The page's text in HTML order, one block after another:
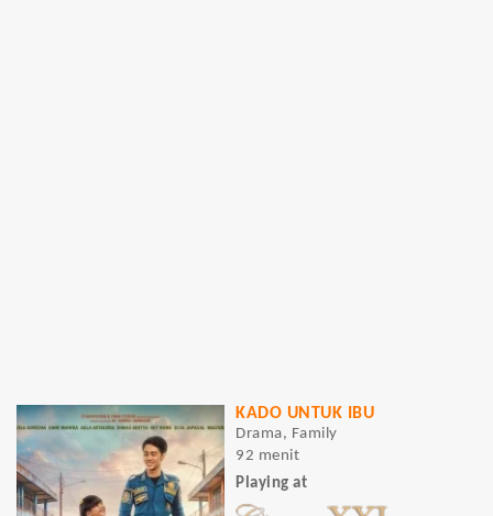
KADO UNTUK IBU
Drama, Family
92 menit
Playing at